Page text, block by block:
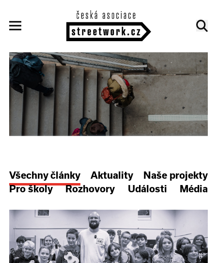
Všechny články Aktuality
Naše projekty
Pro školy
Rozhovory Události Média